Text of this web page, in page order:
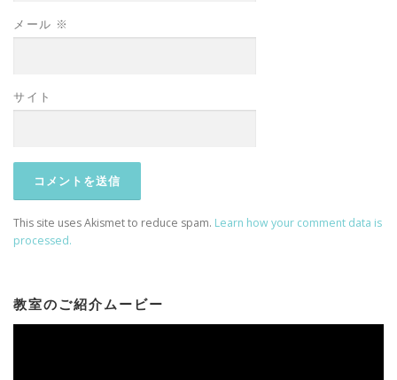
メール ※
サイト
This site uses Akismet to reduce spam. Learn how your comment data is
processed.
教室のご紹介ムービー